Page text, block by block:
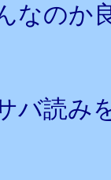
なのか
バ読み